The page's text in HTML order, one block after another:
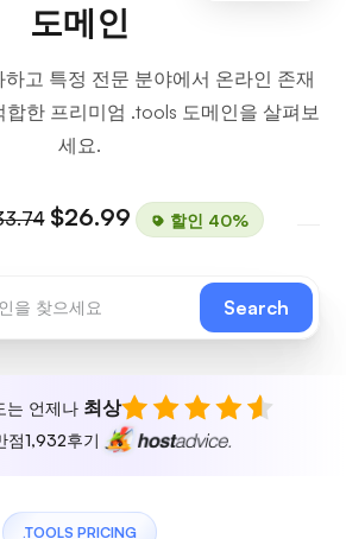
도메인
고 특정 전문 분야에서 온라인 존재
합한 프리미엄 .tools 도메인을 살펴보
세요.
$26.99 할인 40%
Search
는 언제나 최상
점1,932후기
.TOOLS PRICING